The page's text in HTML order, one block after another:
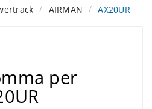
AIRMAN AX20UR
per